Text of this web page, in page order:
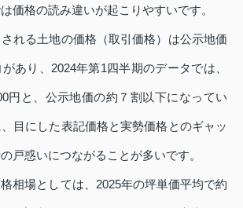
価格の読み違いが起こりやすいです。
れる土地の価格（取引価格）は公示地価
あり、2024年第1四半期のデータでは、
円と、公示地価の約７割以下になってい
目にした表記価格と実勢価格とのギャッ
戸惑いにつながることが多いです。
相場としては、2025年の坪単価平均で約